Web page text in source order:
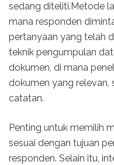
sedang diteliti.Metode
mana responden
pertanyaan yang telah
teknik pengumpulan
dokumen, di mana
dokumen yang relevan,
catatan.
Penting untuk memilih
sesuai dengan tujuan
responden. Selain itu,